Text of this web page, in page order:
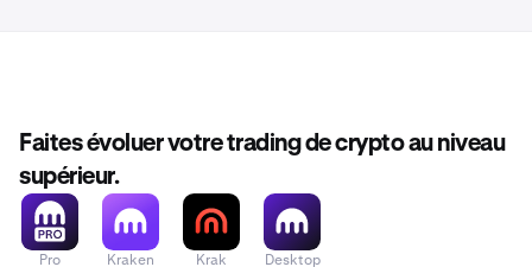
Rain (RAIN) positions are closed and funds are
withdrawn before the deadlines above.
Faites évoluer votre trading de crypto au niveau
supérieur.
Pro Kraken Krak Desktop